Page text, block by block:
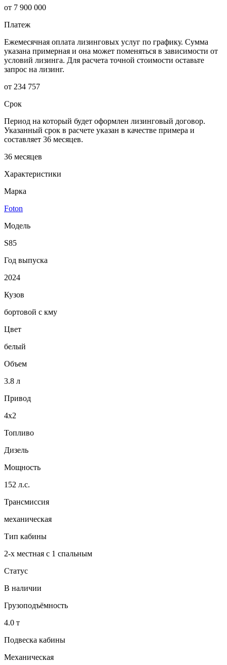
от 7 900 000
Платеж
Ежемесячная оплата лизинговых услуг по графику. Сумма
указана примерная и она может поменяться в зависимости от
условий лизинга. Для расчета точной стоимости оставьте
запрос на лизинг.
от 234 757
Срок
Период на который будет оформлен лизинговый договор.
Указанный срок в расчете указан в качестве примера и
составляет 36 месяцев.
36 месяцев
Характеристики
Марка
Foton
Модель
S85
Год выпуска
2024
Кузов
бортовой с кму
Цвет
белый
Объем
3.8 л
Привод
4x2
Топливо
Дизель
Мощность
152 л.с.
Трансмиссия
механическая
Тип кабины
2-х местная с 1 спальным
Статус
В наличии
Грузоподъёмность
4.0 т
Подвеска кабины
Механическая